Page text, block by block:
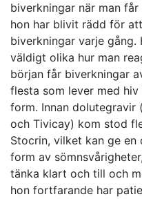
biverkningar när man
hon har blivit rädd för
biverkningar varje
väldigt olika hur man
början får biverkningar
flesta som lever med
form. Innan dolutegravir
och Tivicay) kom stod
Stocrin, vilket kan ge en
form av
tänka klart och till och
hon fortfarande har